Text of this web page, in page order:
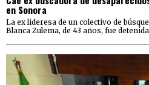
en Sonora
La ex lideresa de un colectivo de
Blanca Zulema, de 43 años, fue